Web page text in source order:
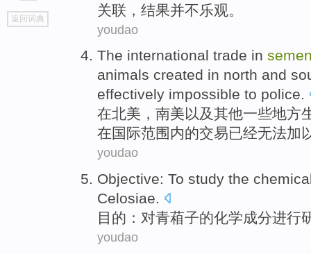
go
top
返回词典
关联， 结果并不乐观 。
youdao
The international trade in
animals created in north and
effectively impossible to police.
在北美 ， 南美以及其他一些地方
在国际范围内的交易已经无法加
youdao
Objective: To study the
Celosiae.
目的 ： 对青葙子的化学成分进行
youdao